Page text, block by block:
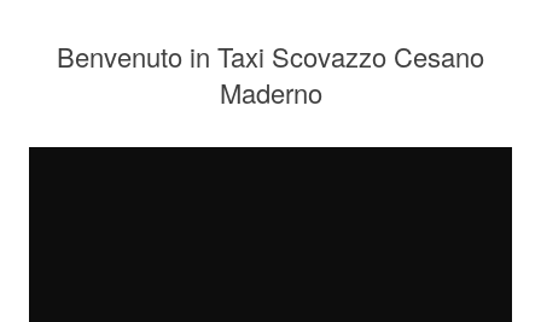
Benvenuto in Taxi Scovazzo Cesano
Maderno